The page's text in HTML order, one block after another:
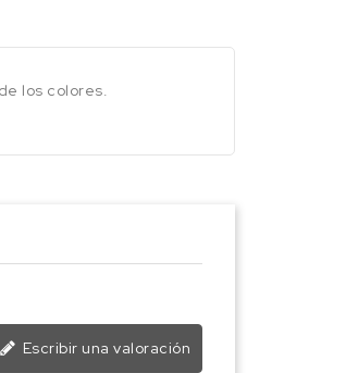
los colores.
Escribir una valoración